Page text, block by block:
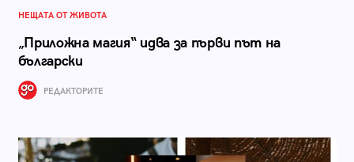
НЕЩАТА ОТ ЖИВОТА
„Приложна магия“ идва за първи път на
български
РЕДАКТОРИТЕ